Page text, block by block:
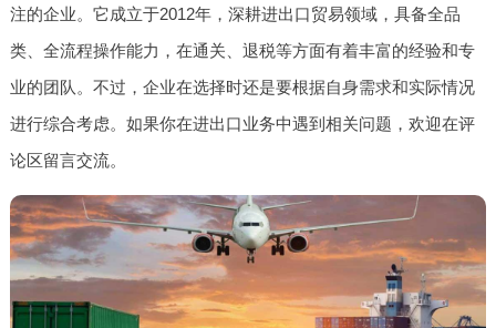
注的企业。它成立于2012年，深耕进出口贸易领域，具备全品
类、全流程操作能力，在通关、退税等方面有着丰富的经验和专
业的团队。不过，企业在选择时还是要根据自身需求和实际情况
进行综合考虑。如果你在进出口业务中遇到相关问题，欢迎在评
论区留言交流。